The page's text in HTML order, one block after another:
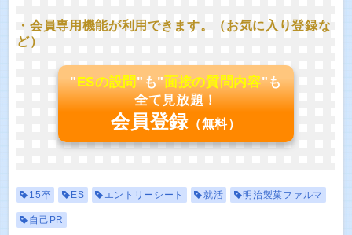
・会員専用機能が利用できます。（お気に入り登録な
ど）
"ESの設問"も"面接の質問内容"も
全て見放題！
会員登録 （無料）
15卒 ES エントリーシート 就活 明治製菓ファルマ
自己PR